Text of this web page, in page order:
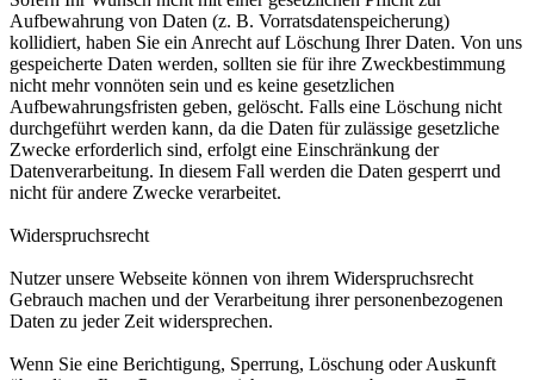
Aufbewahrung von Daten (z. B. Vorratsdatenspeicherung)
kollidiert, haben Sie ein Anrecht auf Löschung Ihrer Daten. Von uns
gespeicherte Daten werden, sollten sie für ihre Zweckbestimmung
nicht mehr vonnöten sein und es keine gesetzlichen
Aufbewahrungsfristen geben, gelöscht. Falls eine Löschung nicht
durchgeführt werden kann, da die Daten für zulässige gesetzliche
Zwecke erforderlich sind, erfolgt eine Einschränkung der
Datenverarbeitung. In diesem Fall werden die Daten gesperrt und
nicht für andere Zwecke verarbeitet.
Widerspruchsrecht
Nutzer unsere Webseite können von ihrem Widerspruchsrecht
Gebrauch machen und der Verarbeitung ihrer personenbezogenen
Daten zu jeder Zeit widersprechen.
Wenn Sie eine Berichtigung, Sperrung, Löschung oder Auskunft